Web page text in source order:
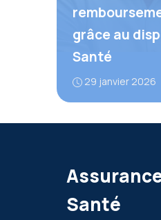
grâce au
Santé
29 janvier 2026
Santé